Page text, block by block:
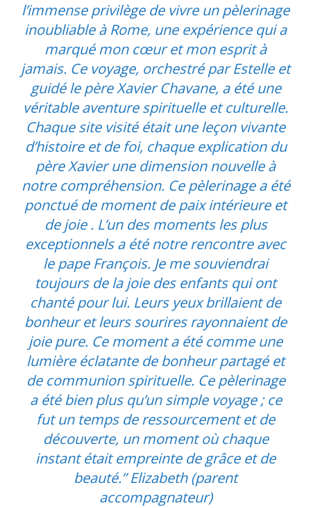
l’immense privilège de vivre un pèlerinage
inoubliable à Rome, une expérience qui a
marqué mon cœur et mon esprit à
jamais. Ce voyage, orchestré par Estelle et
guidé le père Xavier Chavane, a été une
véritable aventure spirituelle et culturelle.
Chaque site visité était une leçon vivante
d’histoire et de foi, chaque explication du
père Xavier une dimension nouvelle à
notre compréhension. Ce pèlerinage a été
ponctué de moment de paix intérieure et
de joie . L’un des moments les plus
exceptionnels a été notre rencontre avec
le pape François. Je me souviendrai
toujours de la joie des enfants qui ont
chanté pour lui. Leurs yeux brillaient de
bonheur et leurs sourires rayonnaient de
joie pure. Ce moment a été comme une
lumière éclatante de bonheur partagé et
de communion spirituelle. Ce pèlerinage
a été bien plus qu’un simple voyage ; ce
fut un temps de ressourcement et de
découverte, un moment où chaque
instant était empreinte de grâce et de
beauté.” Elizabeth (parent
accompagnateur)